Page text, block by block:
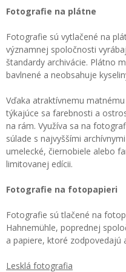
Fotografie na plátne
Fotografie sú vytlačené na
významnej spoločnosti
štandardy archivácie. Plátno
bavlnené a neobsahuje
Vďaka atraktívnemu
týkajúce sa farebnosti a
na rám. Využíva sa na
súlade s najvyššími
umelecké, čiernobiele alebo
limitovanej edícii.
Fotografie na fotopapieri
Fotografie sú tlačené na
Hahnemühle, poprednej
a papiere, ktoré zodpovedajú
Lesklá fotografia